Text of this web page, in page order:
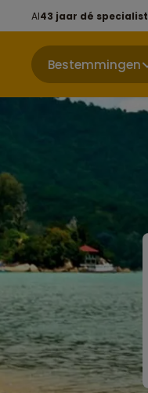
Al43 jaar dé specialist
Bestemmingen